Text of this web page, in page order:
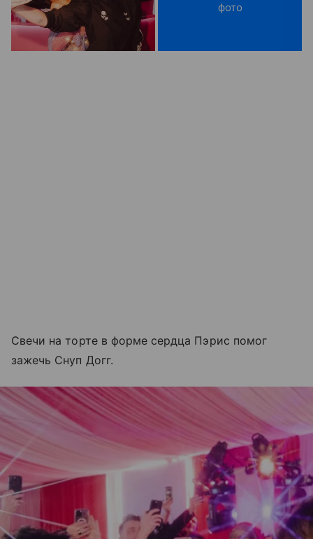
фото
Свечи на торте в форме сердца Пэрис помог
зажечь Снуп Догг.